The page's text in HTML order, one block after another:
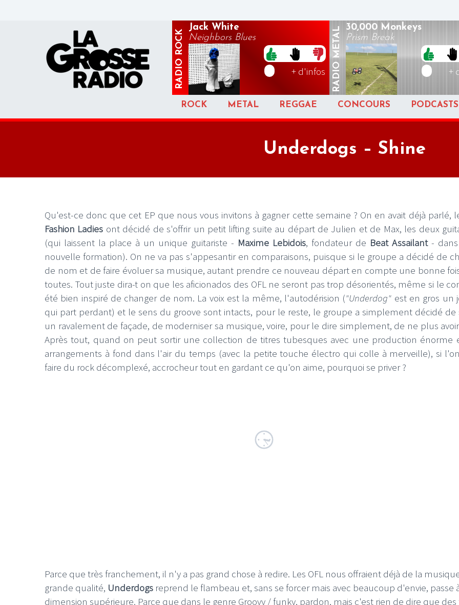
RADIO
ROCK
Jack White
Neighbors Blues
+ d'infos RADIO
METAL 30,000 Monkeys
Prism Break
+
ROCK METAL REGGAE CONCOURS PODCASTS
Underdogs – Shine
Qu'est-ce donc que cet EP que nous vous invitons à gagner cette semaine ? On en avait déjà parlé,
Fashion Ladies ont décidé de s'offrir un petit lifting suite au départ de Julien et de Max, les deux
(qui laissent la place à un unique guitariste - Maxime Lebidois, fondateur de Beat Assailant-
nouvelle formation). On ne va pas s'appesantir en comparaisons, puisque si le groupe a décidé de
de nom et de faire évoluer sa musique, autant prendre ce nouveau départ en compte une bonne
toutes. Tout juste dira-t on que les aficionados des OFL ne seront pas trop désorientés, même si le
été bien inspiré de changer de nom. La voix est la même, l'autodérision ("Underdog" est en gros un
qui part perdant) et le sens du groove sont intacts, pour le reste, le groupe a simplement décidé de
un ravalement de façade, de moderniser sa musique, voire, pour le dire simplement, de ne plus
Après tout, quand on peut sortir une collection de titres tubesques avec une production énorme
arrangements à fond dans l'air du temps (avec la petite touche électro qui colle à merveille), si
faire du rock décomplexé, accrocheur tout en gardant ce qu'on aime, pourquoi se priver ?
Parce que très franchement, il n'y a pas grand chose à redire. Les OFL nous offraient déjà de la
grande qualité, Underdogs reprend le flambeau et, sans se forcer mais avec beaucoup d'envie, passe
dimension supérieure. Parce que dans le genre Groovy / funky, pardon, mais c'est rien de dire que des